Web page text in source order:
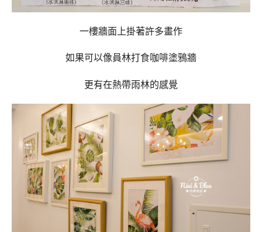
一樓牆面上掛著許多畫作
如果可以像員林打食咖啡塗鴉牆
更有在熱帶雨林的感覺